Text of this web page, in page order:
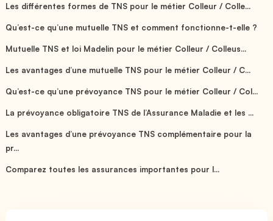
Les différentes formes de TNS pour le métier Colleur / Colle...
Qu’est-ce qu’une mutuelle TNS et comment fonctionne-t-elle ?
Mutuelle TNS et loi Madelin pour le métier Colleur / Colleus...
Les avantages d’une mutuelle TNS pour le métier Colleur / C...
Qu’est-ce qu’une prévoyance TNS pour le métier Colleur / Col...
La prévoyance obligatoire TNS de l’Assurance Maladie et les ...
Les avantages d’une prévoyance TNS complémentaire pour la
pr...
Comparez toutes les assurances importantes pour l...